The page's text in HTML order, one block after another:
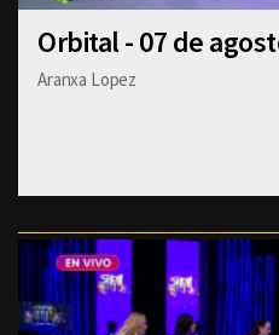
Orbital - 07 de
Aranxa Lopez